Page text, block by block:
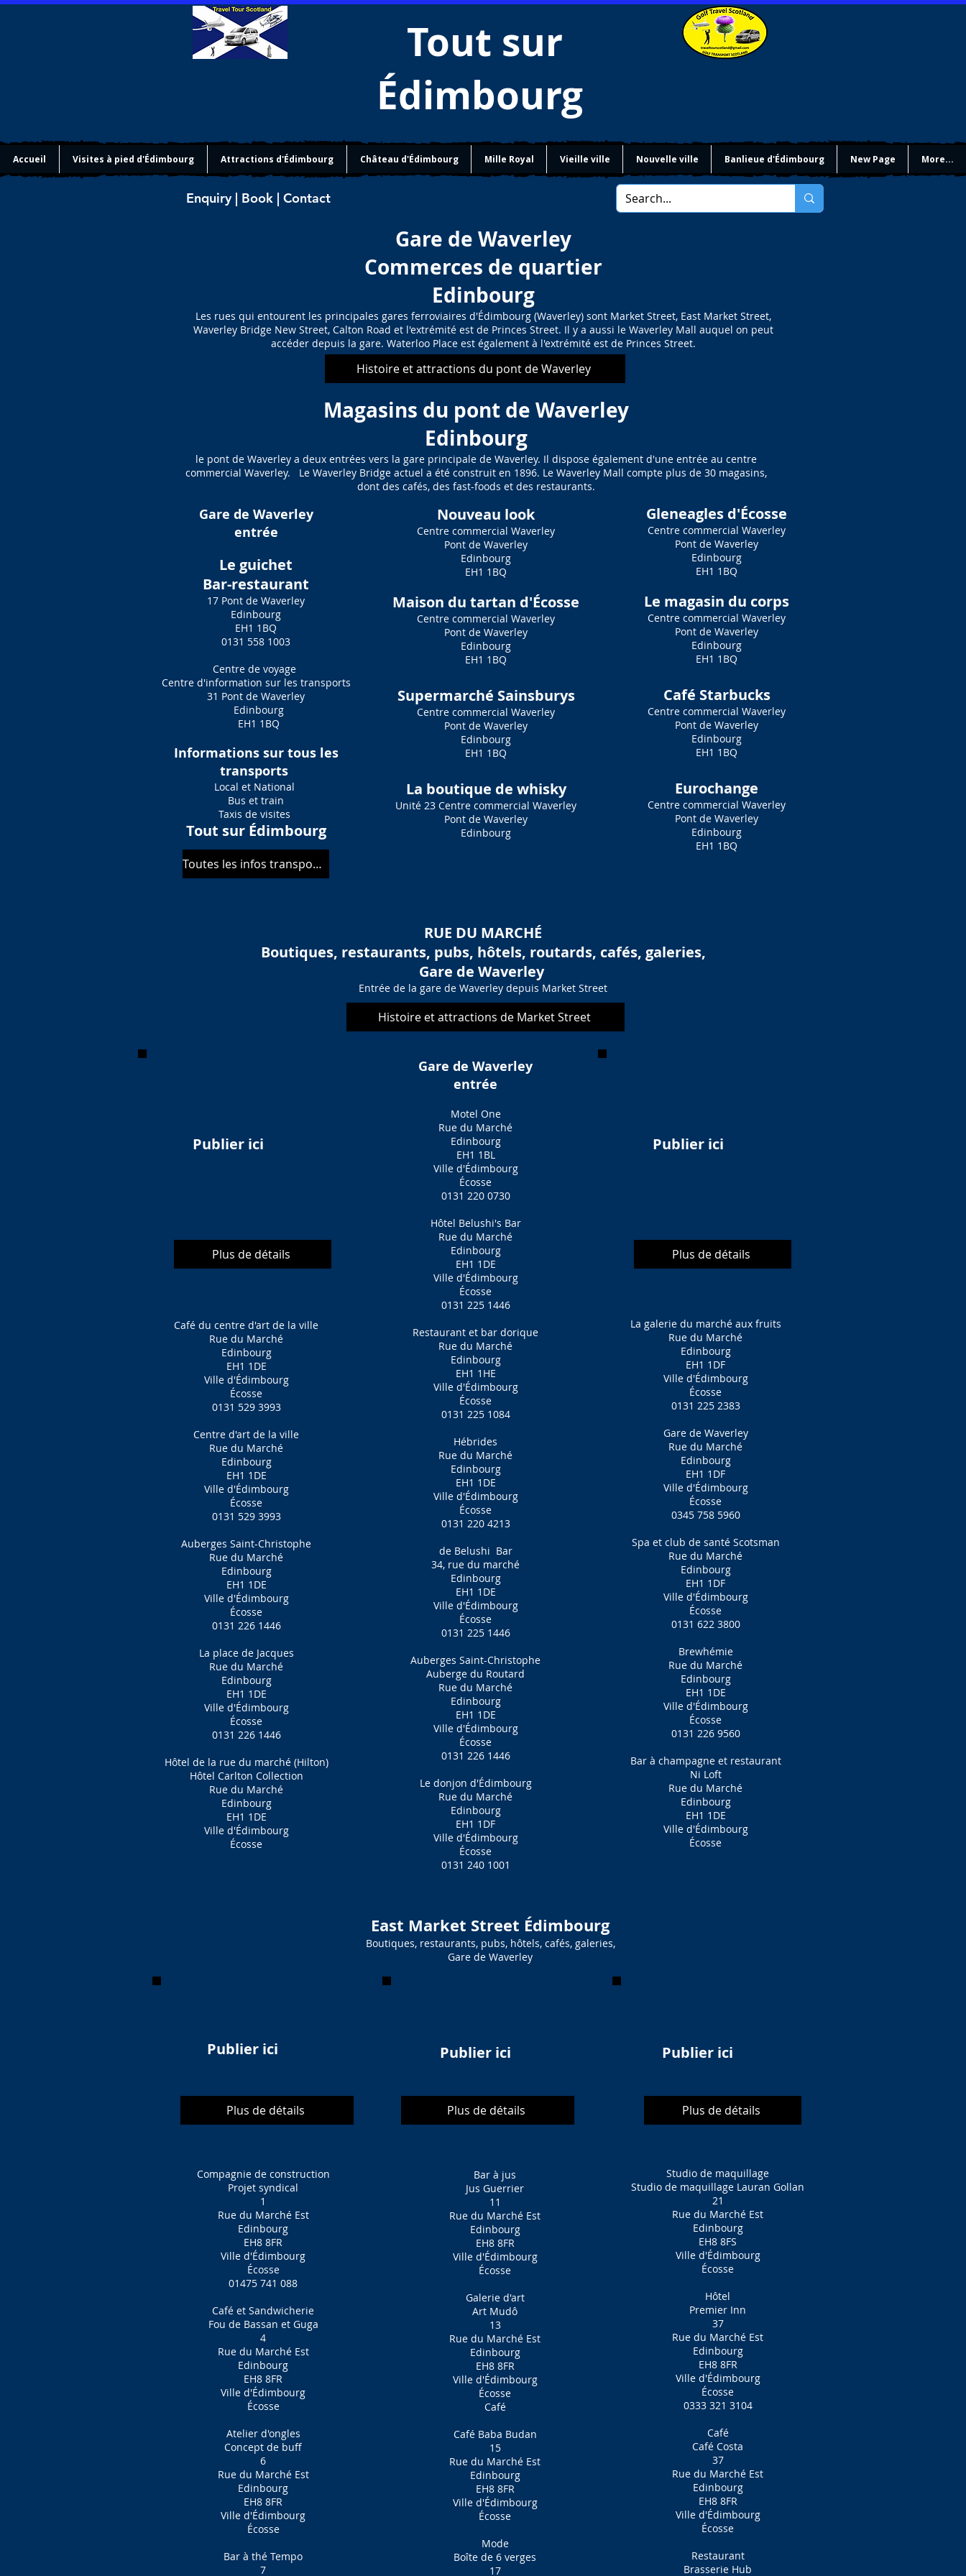
Tout sur
Édimbourg
Accueil Visites à pied d'Édimbourg Attractions d'Édimbourg Château d'Édimbourg Mille Royal Vieille ville Nouvelle ville Banlieue d'Édimbourg New Page More...
Enquiry | Book | Contact
Gare de Waverley
Commerces de quartier
Edinbourg
Les rues qui entourent les principales gares ferroviaires d'Édimbourg (Waverley) sont Market Street, East Market Street,
Waverley Bridge New Street, Calton Road et l'extrémité est de Princes Street. Il y a aussi le Waverley Mall auquel on peut
accéder depuis la gare. Waterloo Place est également à l'extrémité est de Princes Street.
Histoire et attractions du pont de Waverley
Magasins du pont de Waverley
Edinbourg
le pont de Waverley a deux entrées vers la gare principale de Waverley. Il dispose également d'une entrée au centre
commercial Waverley. Le Waverley Bridge actuel a été construit en 1896. Le Waverley Mall compte plus de 30 magasins,
dont des cafés, des fast-foods et des restaurants.
Gare de Waverley
entrée
Le guichet
Bar-restaurant
17 Pont de Waverley
Edinbourg
EH1 1BQ
0131 558 1003
Centre de voyage
Centre d'information sur les transports
31 Pont de Waverley
Edinbourg
EH1 1BQ
Informations sur tous les
transports
Local et National
Bus et train
Taxis de visites
Tout sur Édimbourg
Toutes les infos transports
Nouveau look
Centre commercial Waverley
Pont de Waverley
Edinbourg
EH1 1BQ
Maison du tartan d'Écosse
Centre commercial Waverley
Pont de Waverley
Edinbourg
EH1 1BQ
Supermarché Sainsburys
Centre commercial Waverley
Pont de Waverley
Edinbourg
EH1 1BQ
La boutique de whisky
Unité 23 Centre commercial Waverley
Pont de Waverley
Edinbourg
Gleneagles d'Écosse
Centre commercial Waverley
Pont de Waverley
Edinbourg
EH1 1BQ
Le magasin du corps
Centre commercial Waverley
Pont de Waverley
Edinbourg
EH1 1BQ
Café Starbucks
Centre commercial Waverley
Pont de Waverley
Edinbourg
EH1 1BQ
Eurochange
Centre commercial Waverley
Pont de Waverley
Edinbourg
EH1 1BQ
RUE DU MARCHÉ
Boutiques, restaurants, pubs, hôtels, routards, cafés, galeries,
Gare de Waverley
Entrée de la gare de Waverley depuis Market Street
Histoire et attractions de Market Street
Publier ici
Plus de détails
Café du centre d'art de la ville
Rue du Marché
Edinbourg
EH1 1DE
Ville d'Édimbourg
Écosse
0131 529 3993
Centre d'art de la ville
Rue du Marché
Edinbourg
EH1 1DE
Ville d'Édimbourg
Écosse
0131 529 3993
Auberges Saint-Christophe
Rue du Marché
Edinbourg
EH1 1DE
Ville d'Édimbourg
Écosse
0131 226 1446
La place de Jacques
Rue du Marché
Edinbourg
EH1 1DE
Ville d'Édimbourg
Écosse
0131 226 1446
Hôtel de la rue du marché (Hilton)
Hôtel Carlton Collection
Rue du Marché
Edinbourg
EH1 1DE
Ville d'Édimbourg
Écosse
Gare de Waverley
entrée
Motel One
Rue du Marché
Edinbourg
EH1 1BL
Ville d'Édimbourg
Écosse
0131 220 0730
Hôtel Belushi's Bar
Rue du Marché
Edinbourg
EH1 1DE
Ville d'Édimbourg
Écosse
0131 225 1446
Restaurant et bar dorique
Rue du Marché
Edinbourg
EH1 1HE
Ville d'Édimbourg
Écosse
0131 225 1084
Hébrides
Rue du Marché
Edinbourg
EH1 1DE
Ville d'Édimbourg
Écosse
0131 220 4213
de Belushi Bar
34, rue du marché
Edinbourg
EH1 1DE
Ville d'Édimbourg
Écosse
0131 225 1446
Auberges Saint-Christophe
Auberge du Routard
Rue du Marché
Edinbourg
EH1 1DE
Ville d'Édimbourg
Écosse
0131 226 1446
Le donjon d'Édimbourg
Rue du Marché
Edinbourg
EH1 1DF
Ville d'Édimbourg
Écosse
0131 240 1001
Publier ici
Plus de détails
La galerie du marché aux fruits
Rue du Marché
Edinbourg
EH1 1DF
Ville d'Édimbourg
Écosse
0131 225 2383
Gare de Waverley
Rue du Marché
Edinbourg
EH1 1DF
Ville d'Édimbourg
Écosse
0345 758 5960
Spa et club de santé Scotsman
Rue du Marché
Edinbourg
EH1 1DF
Ville d'Édimbourg
Écosse
0131 622 3800
Brewhémie
Rue du Marché
Edinbourg
EH1 1DE
Ville d'Édimbourg
Écosse
0131 226 9560
Bar à champagne et restaurant
Ni Loft
Rue du Marché
Edinbourg
EH1 1DE
Ville d'Édimbourg
Écosse
East Market Street Édimbourg
Boutiques, restaurants, pubs, hôtels, cafés, galeries,
Gare de Waverley
Publier ici
Plus de détails
Compagnie de construction
Projet syndical
1
Rue du Marché Est
Edinbourg
EH8 8FR
Ville d'Édimbourg
Écosse
01475 741 088
Café et Sandwicherie
Fou de Bassan et Guga
4
Rue du Marché Est
Edinbourg
EH8 8FR
Ville d'Édimbourg
Écosse
Atelier d'ongles
Concept de buff
6
Rue du Marché Est
Edinbourg
EH8 8FR
Ville d'Édimbourg
Écosse
Bar à thé Tempo
7
Publier ici
Plus de détails
Bar à jus
Jus Guerrier
11
Rue du Marché Est
Edinbourg
EH8 8FR
Ville d'Édimbourg
Écosse
Galerie d'art
Art Mudô
13
Rue du Marché Est
Edinbourg
EH8 8FR
Ville d'Édimbourg
Écosse
Café
Café Baba Budan
15
Rue du Marché Est
Edinbourg
EH8 8FR
Ville d'Édimbourg
Écosse
Mode
Boîte de 6 verges
17
Publier ici
Plus de détails
Studio de maquillage
Studio de maquillage Lauran Gollan
21
Rue du Marché Est
Edinbourg
EH8 8FS
Ville d'Édimbourg
Écosse
Hôtel
Premier Inn
37
Rue du Marché Est
Edinbourg
EH8 8FR
Ville d'Édimbourg
Écosse
0333 321 3104
Café
Café Costa
37
Rue du Marché Est
Edinbourg
EH8 8FR
Ville d'Édimbourg
Écosse
Restaurant
Brasserie Hub